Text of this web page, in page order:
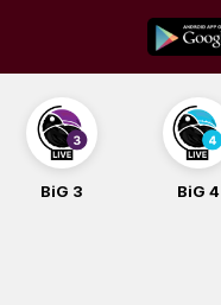
content
BiG 3 BiG 4